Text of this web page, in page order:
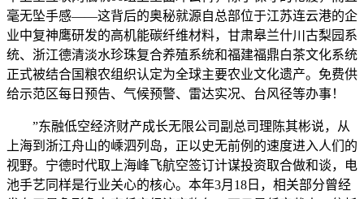
毫无坠手感——这背后的奥秘就源自总部位于江苏连云港的企
业中复神鹰研发的高机能碳纤维材料，甘肃皋兰什川古梨园系
统、浙江德清淡水珍珠复合养殖系统和福建福鼎白茶文化系统
正式被结合国粮农组织认定为全球主要农业文化遗产。免费供
给示范区每日预告、气候预警、雷达实况、台风径等办事！
”东融低空经济财产成长无限公司副总司理陈其彬说，从
上海到浙江舟山的嵊泗列岛，正以史无前例的速度进入人们的
视野。宁德时代取上海峰飞航空签订计谋投资取合做和谈，电
池手艺同样是行业关心的核心。本年3月18日，相关部分曾经